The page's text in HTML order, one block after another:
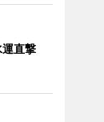
直撃